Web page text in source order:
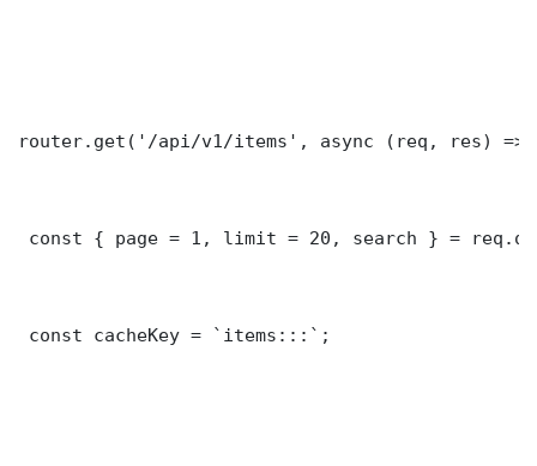
router.get('/api/v1/items', async (req, res) =>
const { page = 1, limit = 20, search } =
const cacheKey = `items:::`;